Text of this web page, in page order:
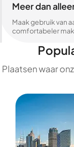
Meer dan
Maak gebruik van
comfortabeler
Plaatsen waar